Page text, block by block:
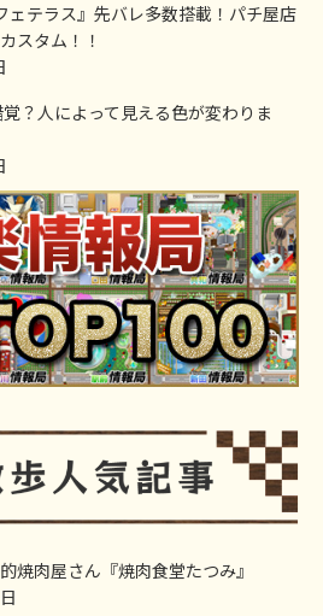
ェテラス』先バレ多数搭載！パチ屋店
スタム！！
？人によって見える色が変わりま
焼肉屋さん『焼肉食堂たつみ』